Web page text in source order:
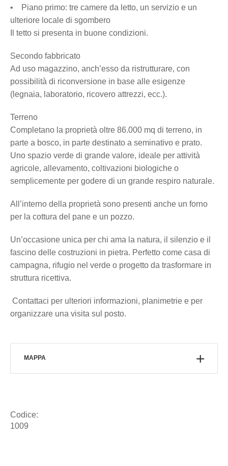
• Piano primo: tre camere da letto, un servizio e un
ulteriore locale di sgombero
Il tetto si presenta in buone condizioni.
Secondo fabbricato
Ad uso magazzino, anch’esso da ristrutturare, con
possibilità di riconversione in base alle esigenze
(legnaia, laboratorio, ricovero attrezzi, ecc.).
Terreno
Completano la proprietà oltre 86.000 mq di terreno, in
parte a bosco, in parte destinato a seminativo e prato.
Uno spazio verde di grande valore, ideale per attività
agricole, allevamento, coltivazioni biologiche o
semplicemente per godere di un grande respiro naturale.
All’interno della proprietà sono presenti anche un forno
per la cottura del pane e un pozzo.
Un’occasione unica per chi ama la natura, il silenzio e il
fascino delle costruzioni in pietra. Perfetto come casa di
campagna, rifugio nel verde o progetto da trasformare in
struttura ricettiva.
Contattaci per ulteriori informazioni, planimetrie e per
organizzare una visita sul posto.
MAPPA
Codice:
1009